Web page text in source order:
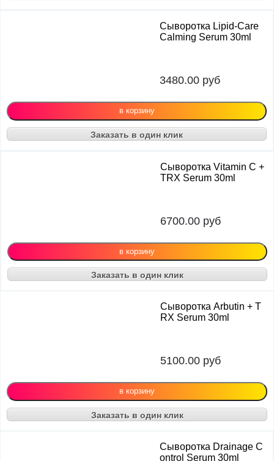
Сыворотка Lipid-Care
Calming Serum 30ml
3480.00 руб
Заказать в один клик
Сыворотка Vitamin C +
TRX Serum 30ml
6700.00 руб
Заказать в один клик
Сыворотка Arbutin + T
RX Serum 30ml
5100.00 руб
Заказать в один клик
Сыворотка Drainage C
ontrol Serum 30ml